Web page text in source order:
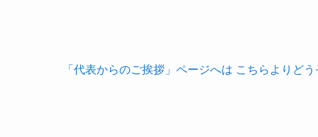
「代表からのご挨拶」ページへは こちらよりどう